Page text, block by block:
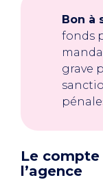
Bon à
fonds
grave
Le
l’agence